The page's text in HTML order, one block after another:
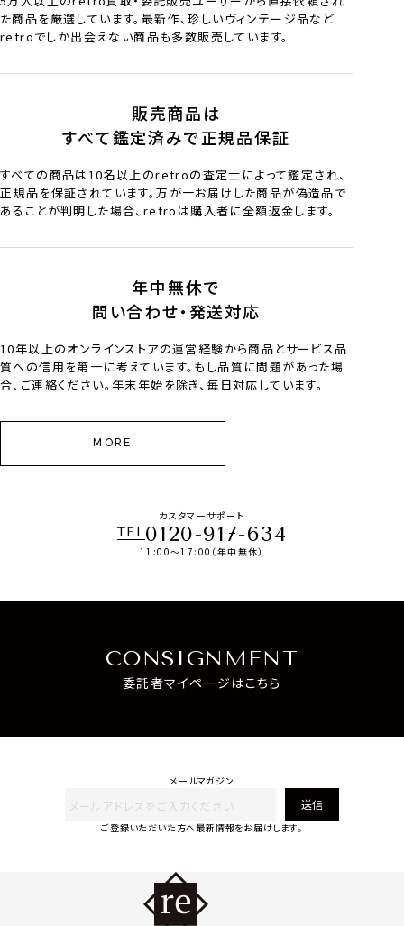
た商品を厳選しています。最新作、珍しいヴィンテージ品など
retroでしか出会えない商品も多数販売しています。
販売商品は
すべて鑑定済みで正規品保証
すべての商品は10名以上のretroの査定士によって鑑定され、
正規品を保証されています。万が一お届けした商品が偽造品で
あることが判明した場合、retroは購入者に全額返金します。
年中無休で
問い合わせ・発送対応
10年以上のオンラインストアの運営経験から商品とサービス品
質への信用を第一に考えています。もし品質に問題があった場
合、ご連絡ください。年末年始を除き、毎日対応しています。
MORE
カスタマーサポート
TEL0120-917-634
11:00～17:00（年中無休）
CONSIGNMENT
委託者マイページはこちら
メールマガジン
送信
ご登録いただいた方へ最新情報をお届けします。